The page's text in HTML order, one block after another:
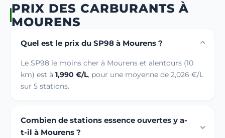
PRIX DES CARBURANTS À
MOURENS
Quel est le prix du SP98 à Mourens ?
Le SP98 le moins cher à Mourens et alentours (10
km) est à 1,990 €/L, pour une moyenne de 2,026 €/L
sur 5 stations.
Combien de stations essence ouvertes y a-
t-il à Mourens ?